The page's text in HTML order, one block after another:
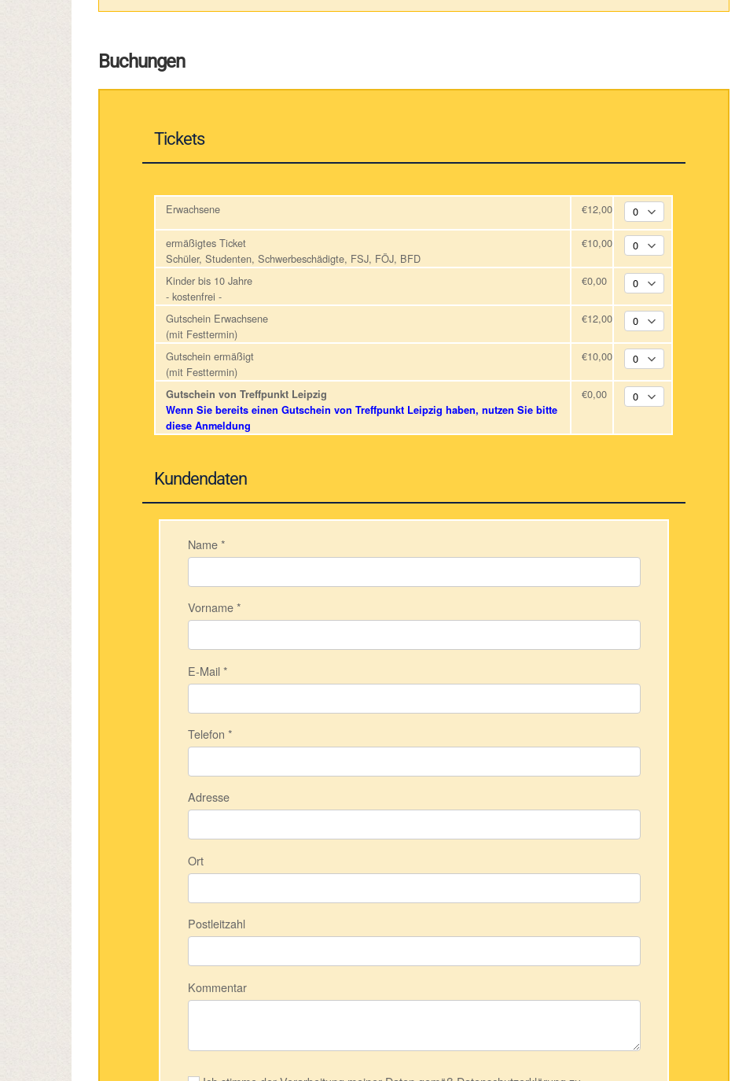
Buchungen
Tickets
Erwachsene €12,00
ermäßigtes Ticket
Schüler, Studenten, Schwerbeschädigte, FSJ, FÖJ, BFD
€10,00
Kinder bis 10 Jahre
- kostenfrei -
€0,00
Gutschein Erwachsene
(mit Festtermin)
€12,00
Gutschein ermäßigt
(mit Festtermin)
€10,00
Gutschein von Treffpunkt Leipzig
Wenn Sie bereits einen Gutschein von Treffpunkt Leipzig haben, nutzen Sie bitte
diese Anmeldung
€0,00
Kundendaten
Name*
Vorname*
E-Mail*
Telefon *
Adresse
Ort
Postleitzahl
Kommentar